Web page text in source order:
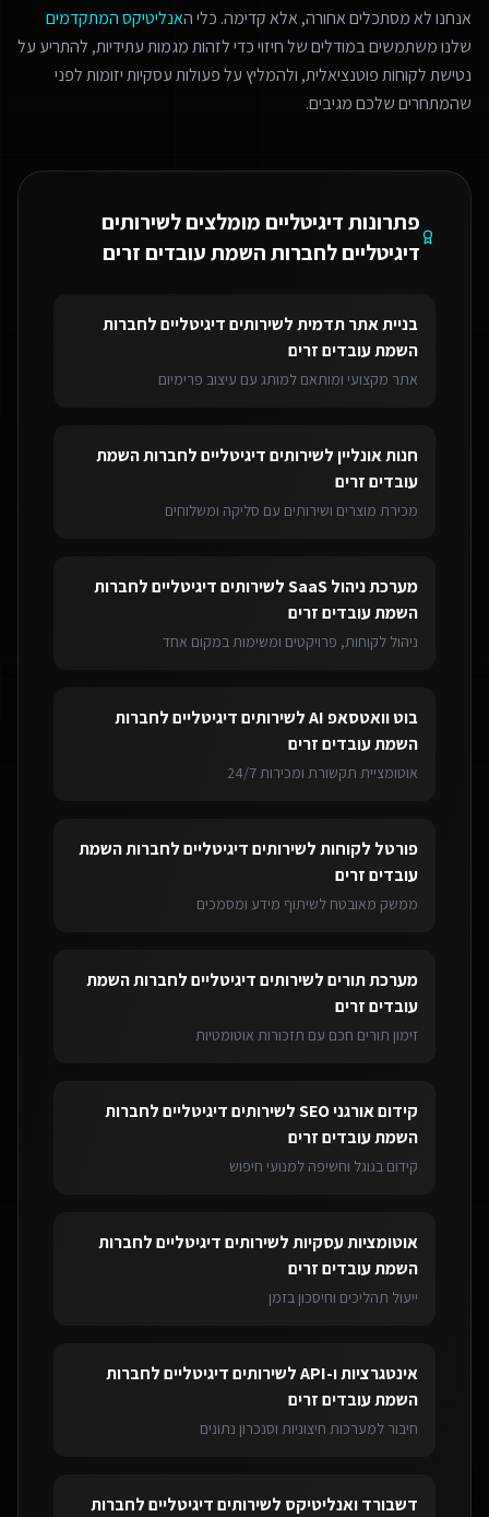
אנחנו לא מסתכלים אחורה, אלא קדימה. כלי האנליטיקס המתקדמים
שלנו משתמשים במודלים של חיזוי כדי לזהות מגמות עתידיות, להתריע על
נטישת לקוחות פוטנציאלית, ולהמליץ על פעולות עסקיות יזומות לפני
שהמתחרים שלכם מגיבים.
פתרונות דיגיטליים מומלצים לשירותים
דיגיטליים לחברות השמת עובדים זרים
בניית אתר תדמיתלשירותים דיגיטליים לחברות
השמת עובדים זרים
אתר מקצועי ומותאם למותג עם עיצוב פרימיום
חנות אונלייןלשירותים דיגיטליים לחברות השמת
עובדים זרים
מכירת מוצרים ושירותים עם סליקה ומשלוחים
מערכת ניהול SaaS לשירותים דיגיטליים לחברות
השמת עובדים זרים
ניהול לקוחות, פרויקטים ומשימות במקום אחד
בוט וואטסאפ AI לשירותים דיגיטליים לחברות
השמת עובדים זרים
אוטומציית תקשורת ומכירות 24/7
פורטל לקוחותלשירותים דיגיטליים לחברות השמת
עובדים זרים
ממשק מאובטח לשיתוף מידע ומסמכים
מערכת תוריםלשירותים דיגיטליים לחברות השמת
עובדים זרים
זימון תורים חכם עם תזכורות אוטומטיות
קידום אורגני SEO לשירותים דיגיטליים לחברות
השמת עובדים זרים
קידום בגוגל וחשיפה למנועי חיפוש
אוטומציות עסקיותלשירותים דיגיטליים לחברות
השמת עובדים זרים
ייעול תהליכים וחיסכון בזמן
אינטגרציות ו-API לשירותים דיגיטליים לחברות
השמת עובדים זרים
חיבור למערכות חיצוניות וסנכרון נתונים
דשבורד ואנליטיקס לשירותים דיגיטליים לחברות